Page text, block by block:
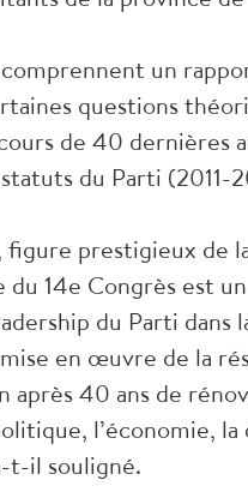
un
questions
de 40 dernières
du Parti (2011-
prestigieux de
14e Congrès est
du Parti
en œuvre de la
après 40 ans de
l’économie,
t-il souligné.